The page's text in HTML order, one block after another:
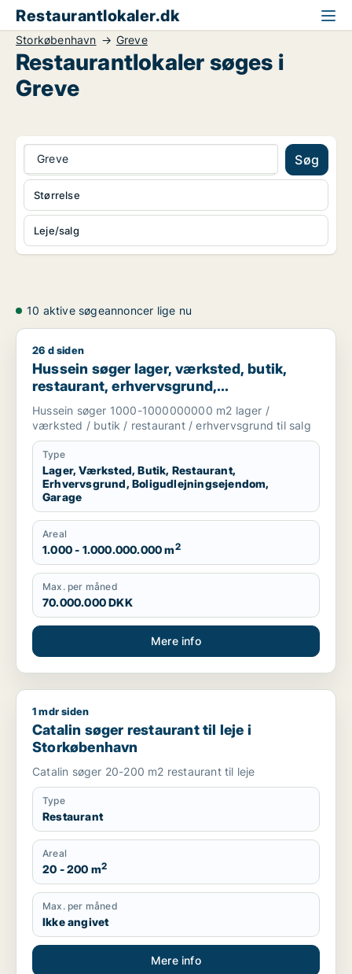
Restaurantlokaler.dk
Storkøbenhavn Greve
Restaurantlokaler søges i
Greve
Greve Søg
Leje/salg
Størrelse
10 aktive søgeannoncer lige nu
Hussein søger lager, værksted, butik, restaurant,
26 d siden
Hussein søger lager, værksted, butik,
restaurant, erhvervsgrund,
boligudlejningsejendom eller garage til
salg i Greve, Solrød eller Roskilde m.fl.
Hussein søger 1000-1000000000 m2 lager /
værksted / butik / restaurant / erhvervsgrund til salg
Type
Lager, Værksted, Butik, Restaurant,
Erhvervsgrund, Boligudlejningsejendom,
Garage
Areal
1.000 - 1.000.000.000 m2
Max. per måned
70.000.000 DKK
Mere info
Catalin søger restaurant til leje i Storkøbenhavn
1 mdr siden
Catalin søger restaurant til leje i
Storkøbenhavn
Catalin søger 20-200 m2 restaurant til leje
Type
Restaurant
Areal
20 - 200 m2
Max. per måned
Ikke angivet
Mere info